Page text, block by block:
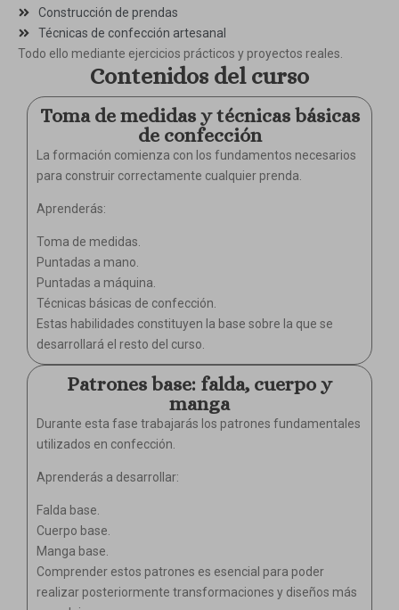
Construcción de prendas
Técnicas de confección artesanal
Todo ello mediante ejercicios prácticos y proyectos reales.
Contenidos del curso
Toma de medidas y técnicas básicas
de confección
La formación comienza con los fundamentos necesarios
para construir correctamente cualquier prenda.
Aprenderás:
Toma de medidas.
Puntadas a mano.
Puntadas a máquina.
Técnicas básicas de confección.
Estas habilidades constituyen la base sobre la que se
desarrollará el resto del curso.
Patrones base: falda, cuerpo y
manga
Durante esta fase trabajarás los patrones fundamentales
utilizados en confección.
Aprenderás a desarrollar:
Falda base.
Cuerpo base.
Manga base.
Comprender estos patrones es esencial para poder
realizar posteriormente transformaciones y diseños más